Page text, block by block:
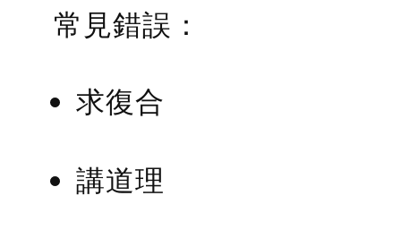
常見錯誤：
求復合
講道理